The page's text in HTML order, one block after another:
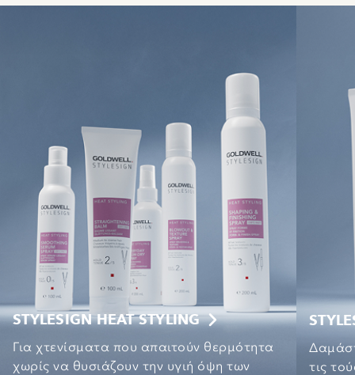
STYLESIGN HEAT STYLING
Για χτενίσματα που απαιτούν θερμότητα
χωρίς να θυσιάζουν την υγιή όψη των
τις